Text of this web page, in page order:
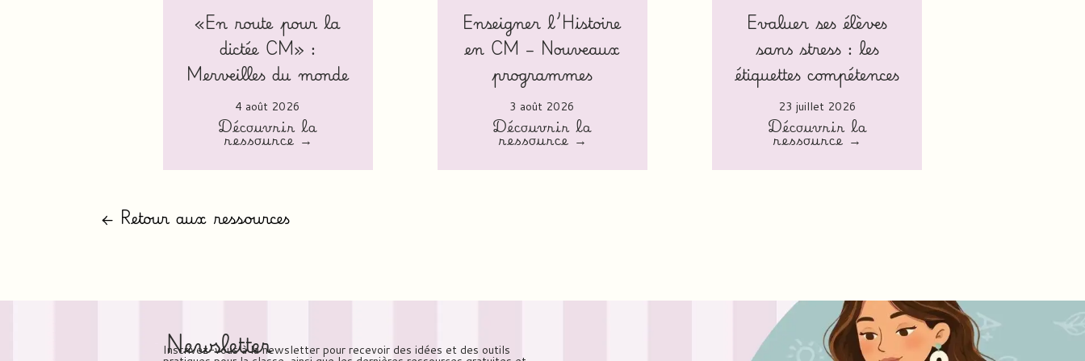
«En route pour la
dictée CM» :
Merveilles du monde
4 août 2026
Découvrir la
ressource →
Enseigner l’Histoire
en CM – Nouveaux
programmes
3 août 2026
Découvrir la
ressource →
Evaluer ses élèves
sans stress : les
étiquettes compétences
23 juillet 2026
Découvrir la
ressource →
← Retour aux ressources
Newsletter
Inscrivez-vous à la newsletter pour recevoir des idées et des outils